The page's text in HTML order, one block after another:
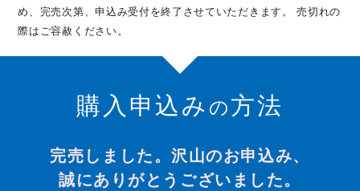
め、完売次第、申込み受付を終了させていただきます。売切れの
際はご容赦ください。
購入申込みの方法
完売しました。沢山のお申込み、
誠にありがとうございました。